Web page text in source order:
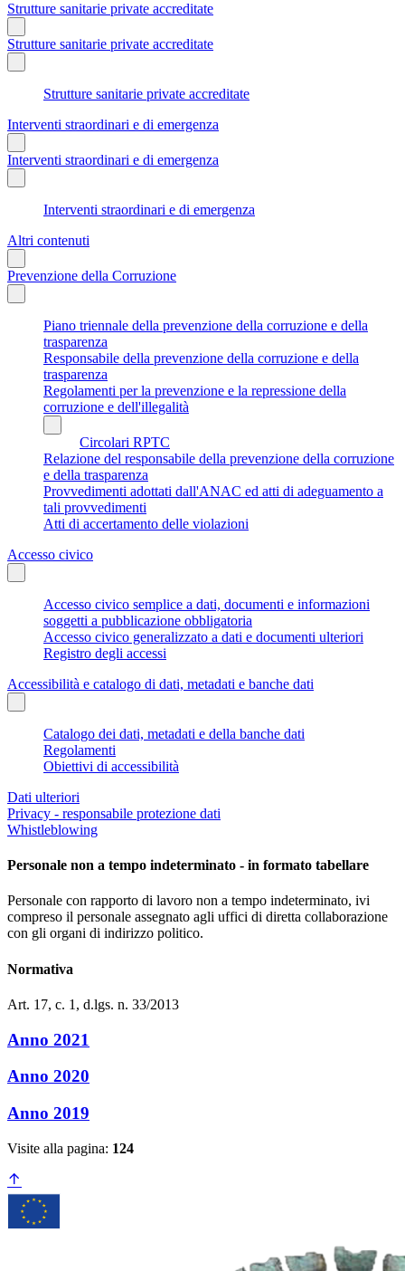
Strutture sanitarie private accreditate
Strutture sanitarie private accreditate
Strutture sanitarie private accreditate
Interventi straordinari e di emergenza
Interventi straordinari e di emergenza
Interventi straordinari e di emergenza
Altri contenuti
Prevenzione della Corruzione
Piano triennale della prevenzione della corruzione e della
trasparenza
Responsabile della prevenzione della corruzione e della
trasparenza
Regolamenti per la prevenzione e la repressione della
corruzione e dell'illegalità
Circolari RPTC
Relazione del responsabile della prevenzione della corruzione
e della trasparenza
Provvedimenti adottati dall'ANAC ed atti di adeguamento a
tali provvedimenti
Atti di accertamento delle violazioni
Accesso civico
Accesso civico semplice a dati, documenti e informazioni
soggetti a pubblicazione obbligatoria
Accesso civico generalizzato a dati e documenti ulteriori
Registro degli accessi
Accessibilità e catalogo di dati, metadati e banche dati
Catalogo dei dati, metadati e della banche dati
Regolamenti
Obiettivi di accessibilità
Dati ulteriori
Privacy - responsabile protezione dati
Whistleblowing
Personale non a tempo indeterminato - in formato tabellare
Personale con rapporto di lavoro non a tempo indeterminato, ivi
compreso il personale assegnato agli uffici di diretta collaborazione
con gli organi di indirizzo politico.
Normativa
Art. 17, c. 1, d.lgs. n. 33/2013
Anno 2021
Anno 2020
Anno 2019
Visite alla pagina: 124